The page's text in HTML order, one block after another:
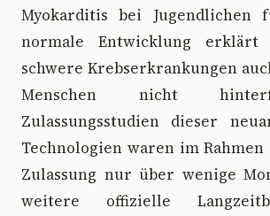
Myokarditis bei Jugendlichen
normale Entwicklung erklärt
schwere Krebserkrankungen
Menschen nicht
Zulassungsstudien dieser
Technologien waren im
Zulassung nur über wenige
weitere offizielle